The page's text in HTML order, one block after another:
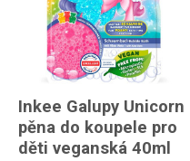
Inkee Galupy Unicorn
pěna do koupele pro
děti veganská 40ml